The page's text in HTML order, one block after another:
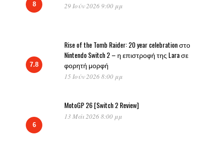
8 29 Ιούν 2026 9:00 μμ
7.8
Rise of the Tomb Raider: 20 year celebration στο
Nintendo Switch 2 – η επιστροφή της Lara σε
φορητή μορφή
15 Ιούν 2026 8:00 μμ
6
MotoGP 26 [Switch 2 Review]
13 Μάι 2026 8:00 μμ